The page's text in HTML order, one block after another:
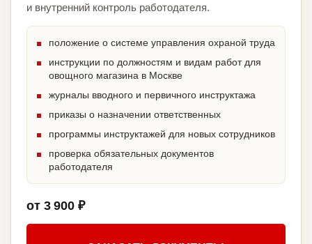
и внутренний контроль работодателя.
положение о системе управления охраной труда
инструкции по должностям и видам работ для
овощного магазина в Москве
журналы вводного и первичного инструктажа
приказы о назначении ответственных
программы инструктажей для новых сотрудников
проверка обязательных документов
работодателя
от 3 900 ₽